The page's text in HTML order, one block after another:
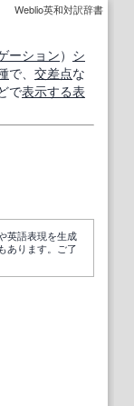
Weblio英和対訳辞書
ーション） シ
で、 交差点な
で表示する表
英語表現を生成
あります。ご了